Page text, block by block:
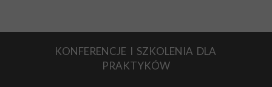
KONFERENCJE I SZKOLENIA DLA
PRAKTYKÓW